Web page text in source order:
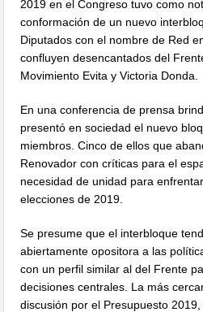
2019 en el Congreso tuvo como
conformación de un nuevo
Diputados con el nombre de Red
confluyen desencantados del
Movimiento Evita y Victoria Donda.
En una conferencia de prensa
presentó en sociedad el nuevo
miembros. Cinco de ellos que
Renovador con críticas para el
necesidad de unidad para
elecciones de 2019.
Se presume que el interbloque
abiertamente opositora a las
con un perfil similar al del Frente
decisiones centrales. La más
discusión por el Presupuesto